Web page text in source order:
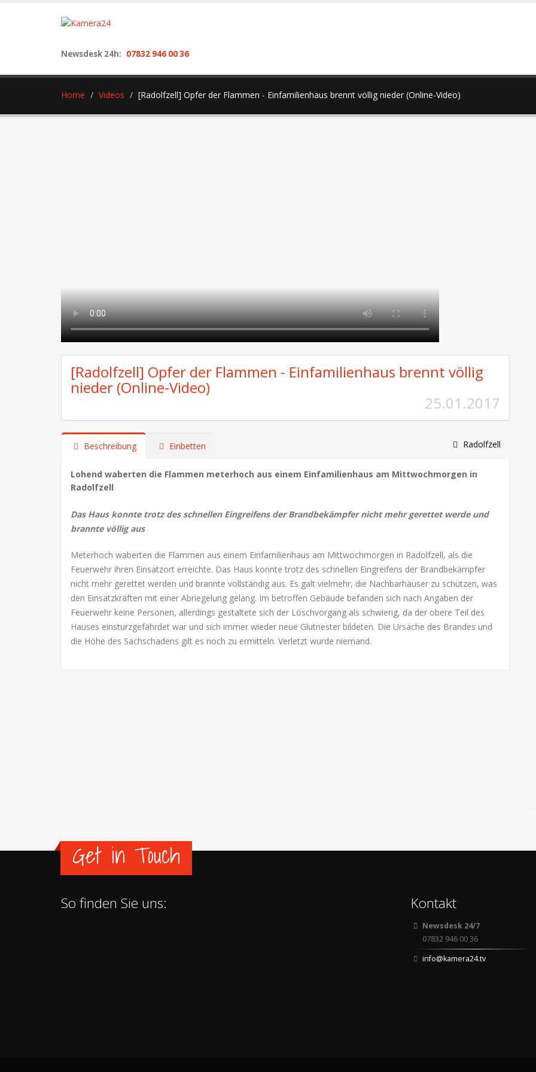
Newsdesk 24h: 07832 946 00 36
Home Videos [Radolfzell] Opfer der Flammen - Einfamilienhaus brennt völlig nieder (Online-Video)
[Radolfzell] Opfer der Flammen - Einfamilienhaus brennt völlig
nieder (Online-Video)
25.01.2017
Beschreibung Einbetten Radolfzell
Lohend waberten die Flammen meterhoch aus einem Einfamilienhaus am Mittwochmorgen in
Radolfzell
Das Haus konnte trotz des schnellen Eingreifens der Brandbekämpfer nicht mehr gerettet werde und
brannte völlig aus
Meterhoch waberten die Flammen aus einem Einfamilienhaus am Mittwochmorgen in Radolfzell, als die
Feuerwehr ihren Einsatzort erreichte. Das Haus konnte trotz des schnellen Eingreifens der Brandbekämpfer
nicht mehr gerettet werden und brannte vollständig aus. Es galt vielmehr, die Nachbarhäuser zu schützen, was
den Einsatzkräften mit einer Abriegelung gelang. Im betroffen Gebäude befanden sich nach Angaben der
Feuerwehr keine Personen, allerdings gestaltete sich der Löschvorgang als schwierig, da der obere Teil des
Hauses einsturzgefährdet war und sich immer wieder neue Glutnester bildeten. Die Ursache des Brandes und
die Höhe des Sachschadens gilt es noch zu ermitteln. Verletzt wurde niemand.
Get in Touch
So finden Sie uns: Kontakt
Newsdesk 24/7
07832 946 00 36
info@kamera24.tv